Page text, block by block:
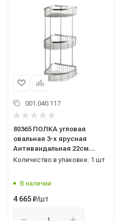
001.040.117
80365 ПОЛКА угловая
овальная 3-х ярусная
Антивандальная 22см
"GFmark" Китай
Количество в упаковке: 1 шт
В наличии
4 665₽/шт